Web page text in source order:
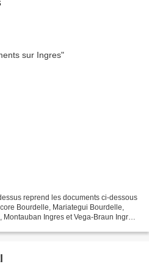
reprend les documents ci-dessous
Bourdelle, Mariategui Bourdelle,
Ingres et Vega-Braun Ingres